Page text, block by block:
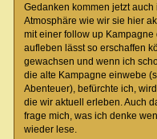
Gedanken kommen jetzt
Atmosphäre wie wir sie hier
mit einer follow up
aufleben lässt so erschaffen
gewachsen und wenn ich
die alte Kampagne einwebe
Abenteuer), befürchte ich,
die wir aktuell erleben. Auch
frage mich, was ich denke
wieder lese.